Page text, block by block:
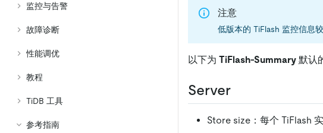
监控与告警
故障诊断
性能调优
教程
TiDB 工具
参考指南
注意
低版本的 TiFlash 监控信息
以下为 TiFlash-Summary 默认
Server
Store size：每个 TiFlash